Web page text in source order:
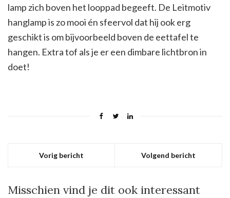
lamp zich boven het looppad begeeft. De Leitmotiv
hanglamp is zo mooi én sfeervol dat hij ook erg
geschikt is om bijvoorbeeld boven de eettafel te
hangen. Extra tof als je er een dimbare lichtbron in
doet!
Vorig bericht Volgend bericht
Misschien vind je dit ook interessant